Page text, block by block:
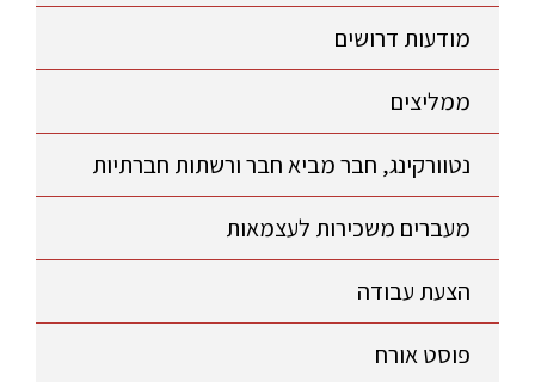
מודעות דרושים
ממליצים
נטוורקינג, חבר מביא חבר ורשתות חברתיות
מעברים משכירות לעצמאות
הצעת עבודה
פוסט אורח